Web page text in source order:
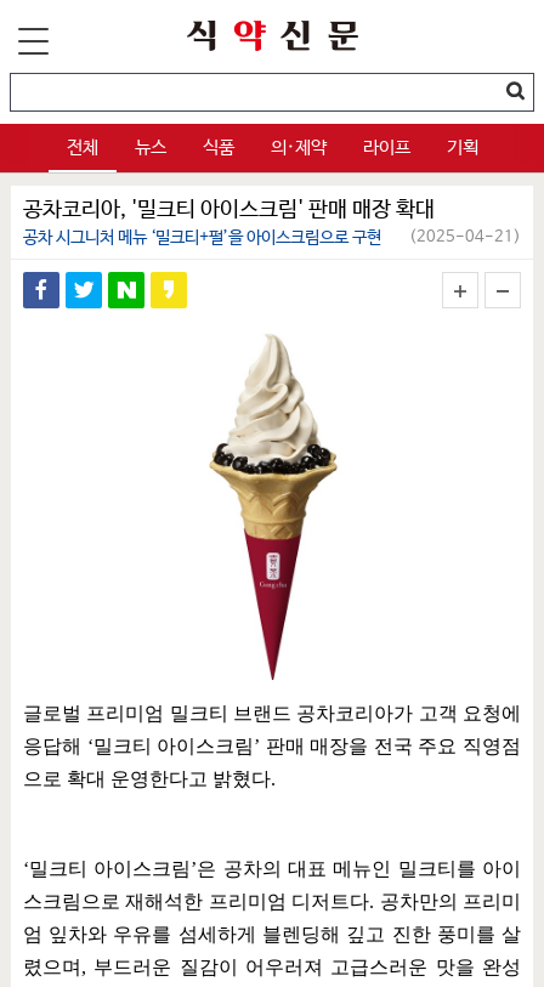
전체 뉴스 식품 의·제약 라이프 기획
공차코리아, '밀크티 아이스크림' 판매 매장 확대
공차 시그니처 메뉴 ‘밀크티+펄’을 아이스크림으로 구현 (2025-04-21)
글로벌 프리미엄 밀크티 브랜드 공차코리아가 고객 요청에
응답해 ‘밀크티 아이스크림’ 판매 매장을 전국 주요 직영점
으로 확대 운영한다고 밝혔다.
‘밀크티 아이스크림’은 공차의 대표 메뉴인 밀크티를 아이
스크림으로 재해석한 프리미엄 디저트다. 공차만의 프리미
엄 잎차와 우유를 섬세하게 블렌딩해 깊고 진한 풍미를 살
렸으며 , 부드러운 질감이 어우러져 고급스러운 맛을 완성